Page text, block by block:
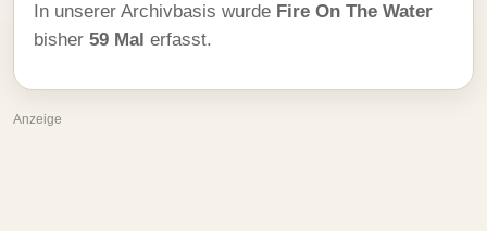
In unserer Archivbasis wurde Fire On The Water
bisher 59 Mal erfasst.
Anzeige